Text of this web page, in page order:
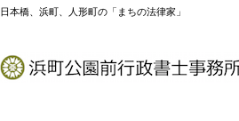
日本橋、浜町、人形町の「まちの法律家」